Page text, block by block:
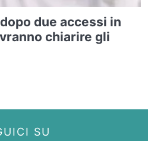
due accessi in
chiarire gli
SU